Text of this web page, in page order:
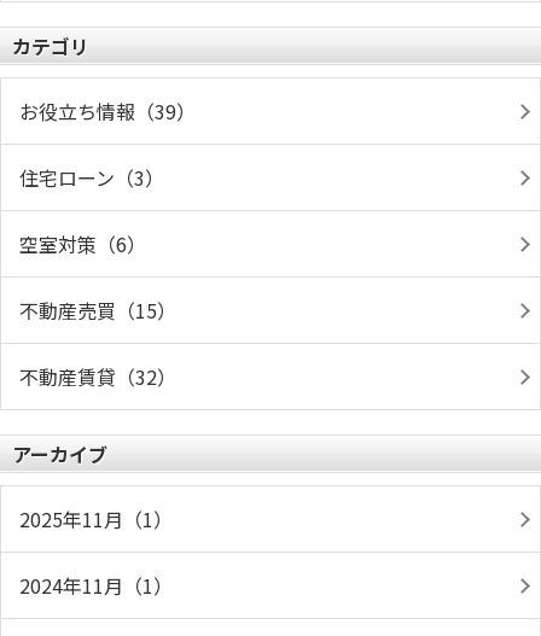
カテゴリ
お役立ち情報（39）
住宅ローン（3）
空室対策（6）
不動産売買（15）
不動産賃貸（32）
アーカイブ
2025年11月（1）
2024年11月（1）